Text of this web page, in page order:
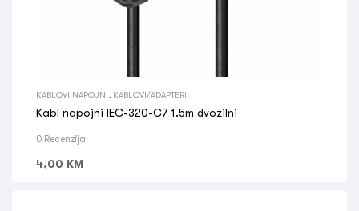
KABLOVI NAPOJNI KABLOVI/ADAPTERI
Kabl napojni IEC-320-C7 1.5m dvozilni
0 Recenzija
4,00 KM